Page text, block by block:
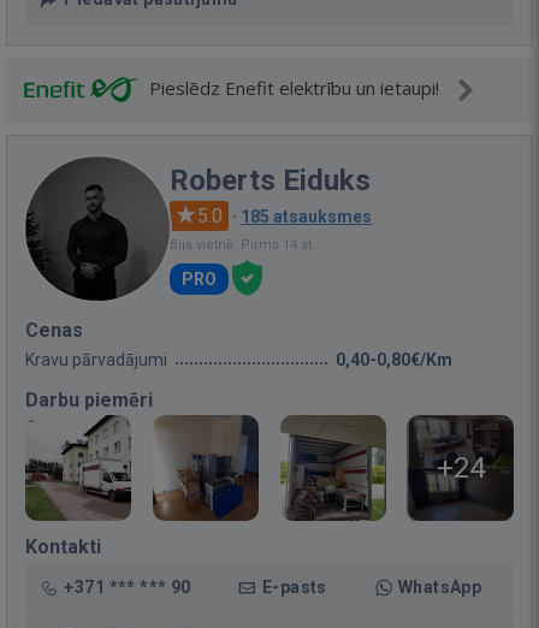
Pieslēdz Enefit elektrību un ietaupi!
Roberts Eiduks
5.0 · 185 atsauksmes
Bija vietnē: Pirms 14 st.
PRO
Cenas
Kravu pārvadājumi 0,40-0,80€/Km
Darbu piemēri
+24
Kontakti
+371 *** *** 90 E-pasts WhatsApp